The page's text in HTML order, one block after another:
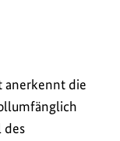
anerkennt die
des